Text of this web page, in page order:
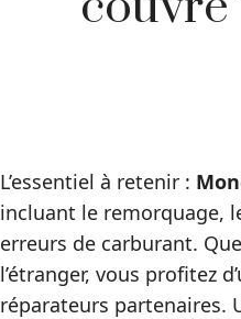
L’essentiel à retenir :
incluant le remorquage,
erreurs de carburant.
l’étranger, vous profitez
réparateurs partenaires.